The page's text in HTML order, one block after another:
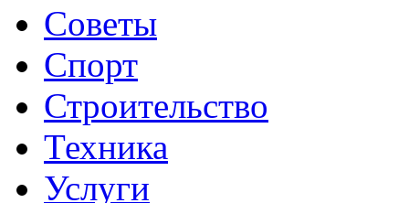
Советы
Спорт
Строительство
Техника
Услуги